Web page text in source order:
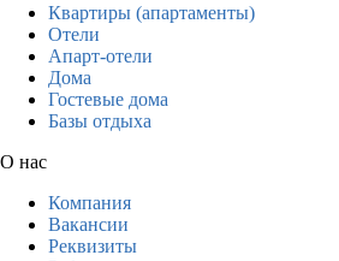
Квартиры (апартаменты)
Отели
Апарт-отели
Дома
Гостевые дома
Базы отдыха
О нас
Компания
Вакансии
Реквизиты